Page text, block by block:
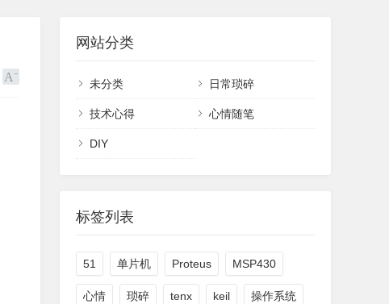
网站分类
未分类 日常琐碎
技术心得 心情随笔
DIY
标签列表
51 单片机 Proteus MSP430
心情 琐碎 tenx keil 操作系统